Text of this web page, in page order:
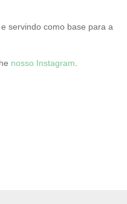
servindo como base para a
nosso Instagram